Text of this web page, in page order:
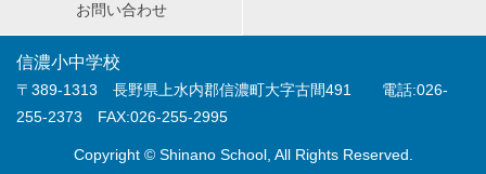
お問い合わせ
信濃小中学校
〒389-1313 長野県上水内郡信濃町大字古間491 電話:026-
255-2373 FAX:026-255-2995
Copyright © Shinano School, All Rights Reserved.